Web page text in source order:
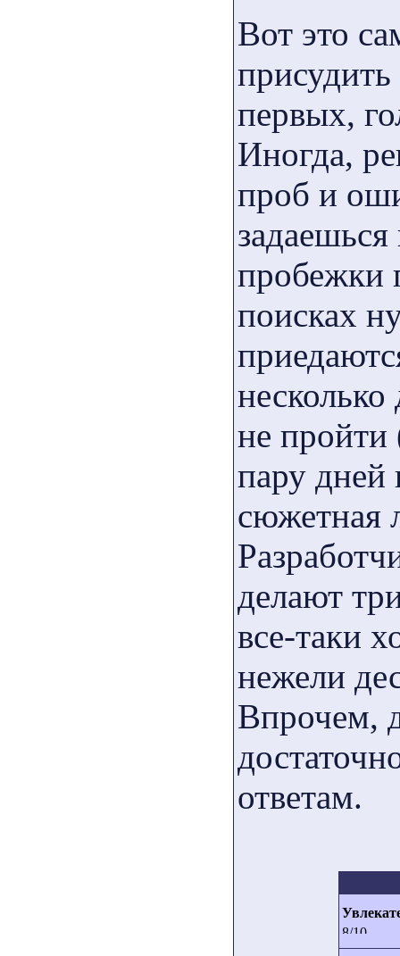
Вот это
первых,
Иногда,
проб и
пробежки
поисках
не пройти
пару дней
сюжетная
делают
все-таки
нежели
Впрочем,
ответам.